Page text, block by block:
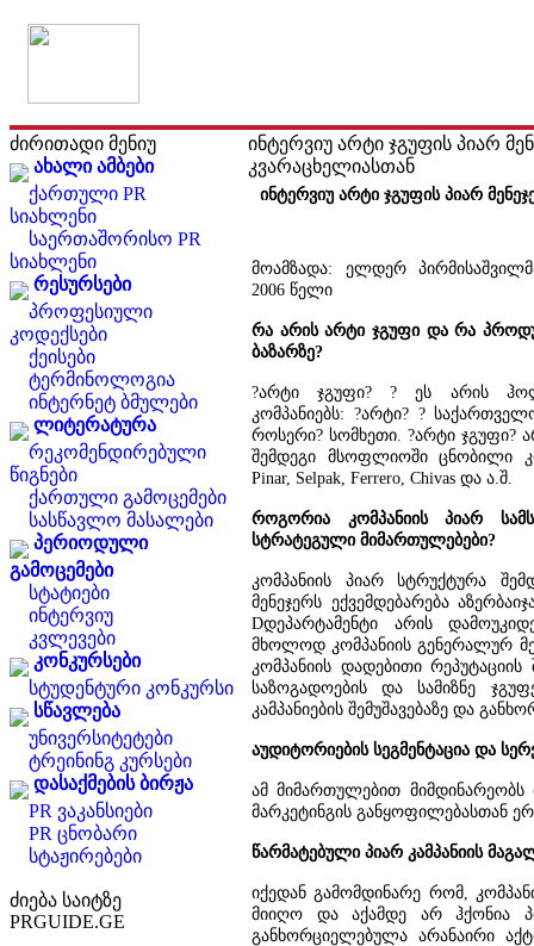
ძირითადი მენიუ
ახალი ამბები
ქართული PR
სიახლენი
საერთაშორისო PR
სიახლენი
რესურსები
პროფესიული
კოდექსები
ქეისები
ტერმინოლოგია
ინტერნეტ ბმულები
ლიტერატურა
რეკომენდირებული
წიგნები
ქართული გამოცემები
სასწავლო მასალები
პერიოდული
გამოცემები
სტატიები
ინტერვიუ
კვლევები
კონკურსები
სტუდენტური კონკურსი
სწავლება
უნივერსიტეტები
ტრეინინგ კურსები
დასაქმების ბირჟა
PR ვაკანსიები
PR ცნობარი
სტაჟირებები
ძიება საიტზე
PRGUIDE.GE
ინტერვიუ არტი ჯგუფის პიარ
კვარაცხელიასთან
ინტერვიუ არტი ჯგუფის პიარ
მოამზადა: ელდერ
2006 წელი
რა არის არტი ჯგუფი და რა
ბაზარზე?
?არტი ჯგუფი? ? ეს არის
კომპანიებს: ?არტი? ?
როსერი? სომხეთი. ?არტი
შემდეგი მსოფლიოში ცნობილი
Pinar, Selpak, Ferrero, Chivas და ა.შ.
როგორია კომპანიის პიარ
სტრატეგული მიმართულებები?
კომპანიის პიარ სტრუქტურა
მენეჯერს ექვემდებარება
Dდეპარტამენტი არის
მხოლოდ კომპანიის გენერალურ
კომპანიის დადებითი რეპუტაციის
საზოგადოების და სამიზნე
კამპანიების შემუშავებაზე და
აუდიტორიების სეგმენტაცია და
ამ მიმართულებით
მარკეტინგის განყოფილებასთან
წარმატებული პიარ კამპანიის
იქედან გამომდინარე რომ,
მიიღო და აქამდე არ ჰქონია
განხორციელებულა არანაირი